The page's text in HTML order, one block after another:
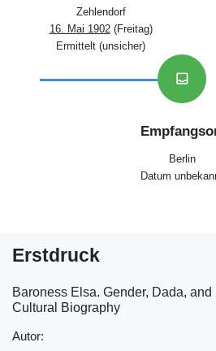
Zehlendorf
16. Mai 1902(Freitag)
Ermittelt (unsicher)
inbox
Berlin
Datum
Erstdruck
Baroness Elsa. Gender, Dada,
Cultural Biography
Autor: